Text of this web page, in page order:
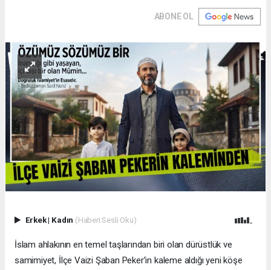
ABONE OL
Erkek| Kadın (Haberi Sesli Oku)
İslam ahlakının en temel taşlarından biri olan dürüstlük ve
samimiyet, İlçe Vaizi Şaban Peker’in kaleme aldığı yeni köşe